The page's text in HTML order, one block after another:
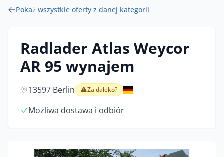
Pokaż wszystkie oferty z danej kategorii
Radlader Atlas Weycor
AR 95 wynajem
13597 Berlin Za daleko?
Możliwa dostawa i odbiór